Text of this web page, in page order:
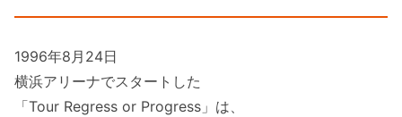
1996年8月24日
横浜アリーナでスタートした
「Tour Regress or Progress」は、